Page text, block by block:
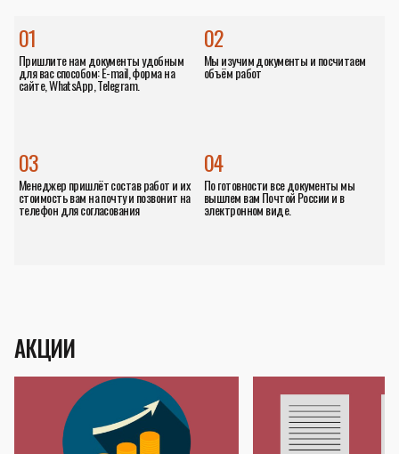
01
Пришлите нам документы удобным
для вас способом: E-mail, форма на
сайте, WhatsApp, Telegram.
02
Мы изучим документы и посчитаем
объём работ
04
По готовности все документы мы
вышлем вам Почтой России и в
электронном виде.
03
Менеджер пришлёт состав работ и их
стоимость вам на почту и позвонит на
телефон для согласования
АКЦИИ